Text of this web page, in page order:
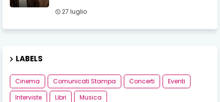
27 luglio
LABELS
Cinema Comunicati Stampa Concerti
Eventi
Interviste
Libri Musica